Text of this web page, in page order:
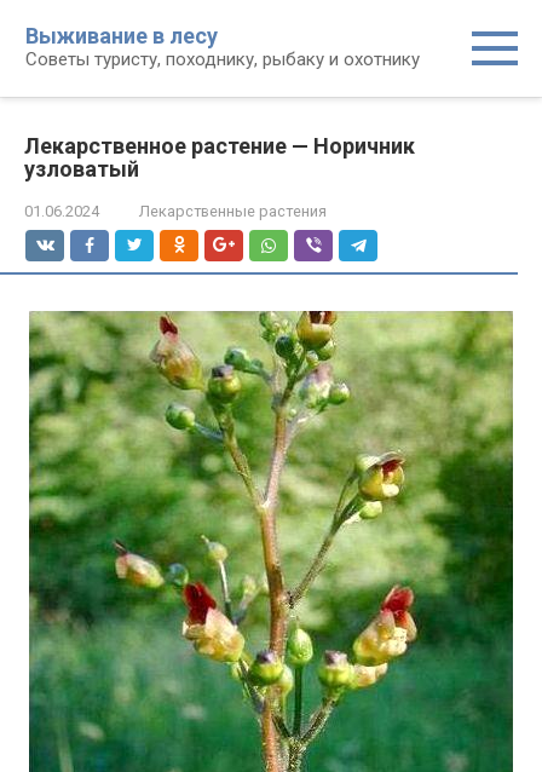
контенту
Выживание в лесу
Советы туристу, походнику, рыбаку и охотнику
Лекарственное растение — Норичник
узловатый
01.06.2024 Лекарственные растения